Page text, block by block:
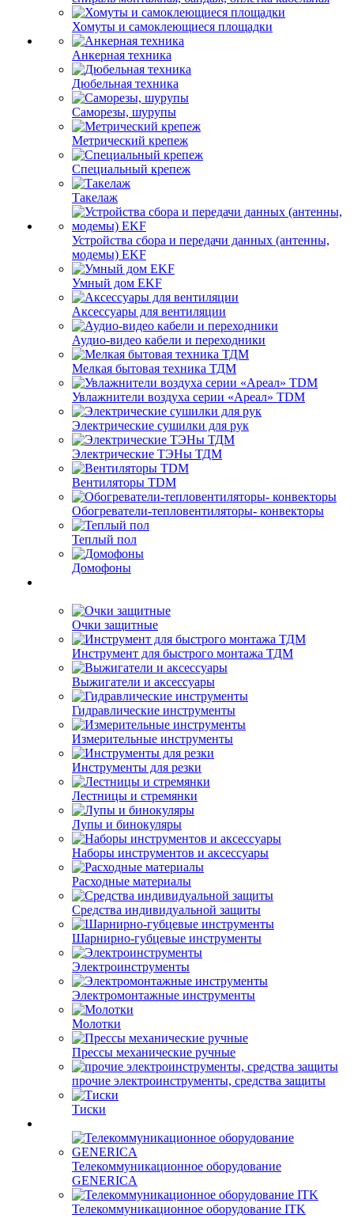
Хомуты и самоклеющиеся площадки
Анкерная техника
Дюбельная техника
Саморезы, шурупы
Метрический крепеж
Специальный крепеж
Такелаж
Устройства сбора и передачи данных (антенны,
модемы) EKF
Умный дом EKF
Аксессуары для вентиляции
Аудио-видео кабели и переходники
Мелкая бытовая техника ТДМ
Увлажнители воздуха серии «Ареал» TDM
Электрические сушилки для рук
Электрические ТЭНы ТДМ
Вентиляторы TDM
Обогреватели-тепловентиляторы- конвекторы
Теплый пол
Домофоны
Очки защитные
Инструмент для быстрого монтажа ТДМ
Выжигатели и аксессуары
Гидравлические инструменты
Измерительные инструменты
Инструменты для резки
Лестницы и стремянки
Лупы и бинокуляры
Наборы инструментов и аксессуары
Расходные материалы
Средства индивидуальной защиты
Шарнирно-губцевые инструменты
Электроинструменты
Электромонтажные инструменты
Молотки
Прессы механические ручные
прочие электроинструменты, средства защиты
Тиски
Телекоммуникационное оборудование
GENERICA
Телекоммуникационное оборудование ITK